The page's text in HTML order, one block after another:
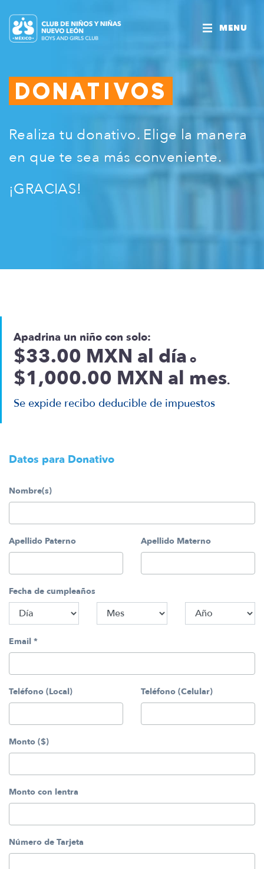
MENU
DONATIVOS
Realiza tu donativo. Elige la manera
en que te sea más conveniente.
¡GRACIAS!
Apadrina un niño con solo:
$33.00 MXN al día o
$1,000.00 MXN al mes.
Se expide recibo deducible de impuestos
Datos para Donativo
Nombre(s)*
Apellido Paterno* Apellido Materno*
Fecha de cumpleaños
Email *
Teléfono (Local) Teléfono (Celular)
Monto ($)
Monto con lentra
Número de Tarjeta